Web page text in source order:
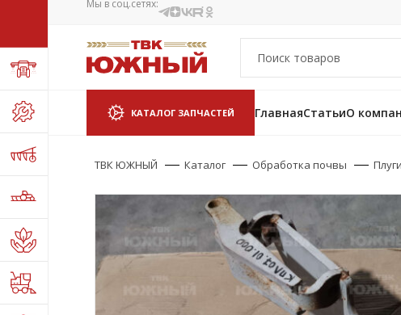
Мы в соц.сетях:
КАТАЛОГ ЗАПЧАСТЕЙ ГлавнаяСтатьиО
ТВК ЮЖНЫЙ Каталог Обработка почвы